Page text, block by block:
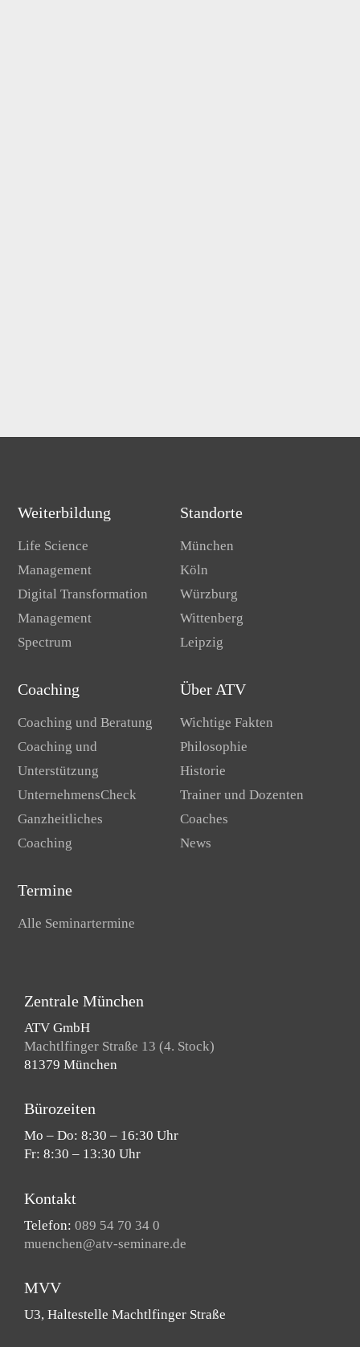
Weiterbildung
Life Science
Management
Digital Transformation
Management
Spectrum
Coaching
Coaching und Beratung
Coaching und
Unterstützung
UnternehmensCheck
Ganzheitliches
Coaching
Termine
Alle Seminartermine
Standorte
München
Köln
Würzburg
Wittenberg
Leipzig
Über ATV
Wichtige Fakten
Philosophie
Historie
Trainer und Dozenten
Coaches
News
Zentrale München
ATV GmbH
Machtlfinger Straße 13 (4. Stock)
81379 München
Bürozeiten
Mo – Do: 8:30 – 16:30 Uhr
Fr: 8:30 – 13:30 Uhr
Kontakt
Telefon: 089 54 70 34 0
muenchen@atv-seminare.de
MVV
U3, Haltestelle Machtlfinger Straße